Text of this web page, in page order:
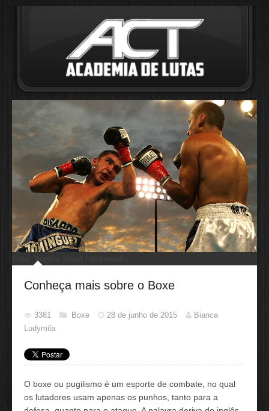
Foto: Wayne Short / Wikimedia
Conheça mais sobre o Boxe
3381 Boxe 28 de junho de 2015
Bianca
Ludymila
O boxe ou pugilismo é um esporte de combate, no qual
os lutadores usam apenas os punhos, tanto para a